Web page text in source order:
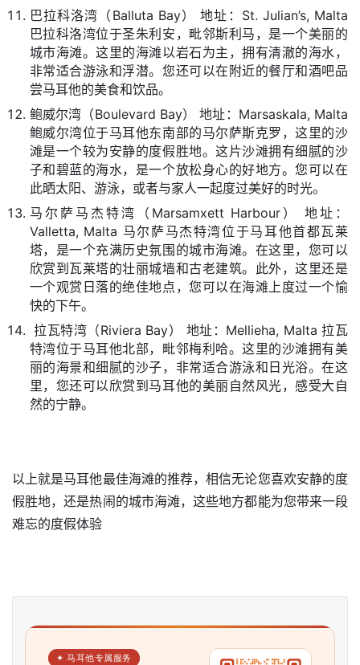
巴拉科洛湾（Balluta Bay） 地址：St. Julian’s, Malta
巴拉科洛湾位于圣朱利安，毗邻斯利马，是一个美丽的
城市海滩。这里的海滩以岩石为主，拥有清澈的海水，
非常适合游泳和浮潜。您还可以在附近的餐厅和酒吧品
尝马耳他的美食和饮品。
鲍威尔湾（Boulevard Bay） 地址：Marsaskala, Malta
鲍威尔湾位于马耳他东南部的马尔萨斯克罗，这里的沙
滩是一个较为安静的度假胜地。这片沙滩拥有细腻的沙
子和碧蓝的海水，是一个放松身心的好地方。您可以在
此晒太阳、游泳，或者与家人一起度过美好的时光。
马尔萨马杰特湾（Marsamxett Harbour） 地址：
Valletta, Malta 马尔萨马杰特湾位于马耳他首都瓦莱
塔，是一个充满历史氛围的城市海滩。在这里，您可以
欣赏到瓦莱塔的壮丽城墙和古老建筑。此外，这里还是
一个观赏日落的绝佳地点，您可以在海滩上度过一个愉
快的下午。
拉瓦特湾（Riviera Bay） 地址：Mellieha, Malta 拉瓦
特湾位于马耳他北部，毗邻梅利哈。这里的沙滩拥有美
丽的海景和细腻的沙子，非常适合游泳和日光浴。在这
里，您还可以欣赏到马耳他的美丽自然风光，感受大自
然的宁静。
以上就是马耳他最佳海滩的推荐，相信无论您喜欢安静的度
假胜地，还是热闹的城市海滩，这些地方都能为您带来一段
难忘的度假体验
✦ 马耳他专属服务